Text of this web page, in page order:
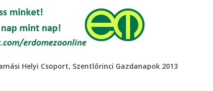
Helyi Csoport, Szentlőrinci Gazdanapok 2013